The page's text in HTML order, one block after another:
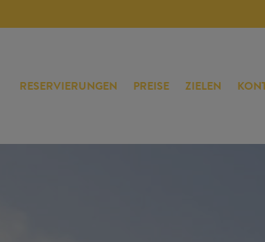
RESERVIERUNGEN PREISE ZIELEN